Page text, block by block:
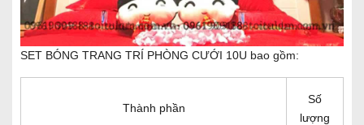
SET BÓNG TRANG TRÍ PHÒNG CƯỚI 10U bao gồm:
Thành phần
Số
lượng